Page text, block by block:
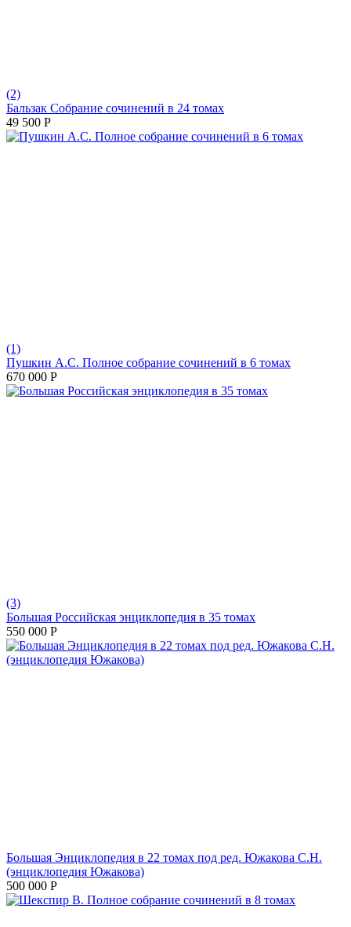
(2)
Бальзак Собрание сочинений в 24 томах
49 500 Р
(1)
Пушкин А.С. Полное собрание сочинений в 6 томах
670 000 Р
(3)
Большая Российская энциклопедия в 35 томах
550 000 Р
Большая Энциклопедия в 22 томах под ред. Южакова С.Н.
(энциклопедия Южакова)
500 000 Р